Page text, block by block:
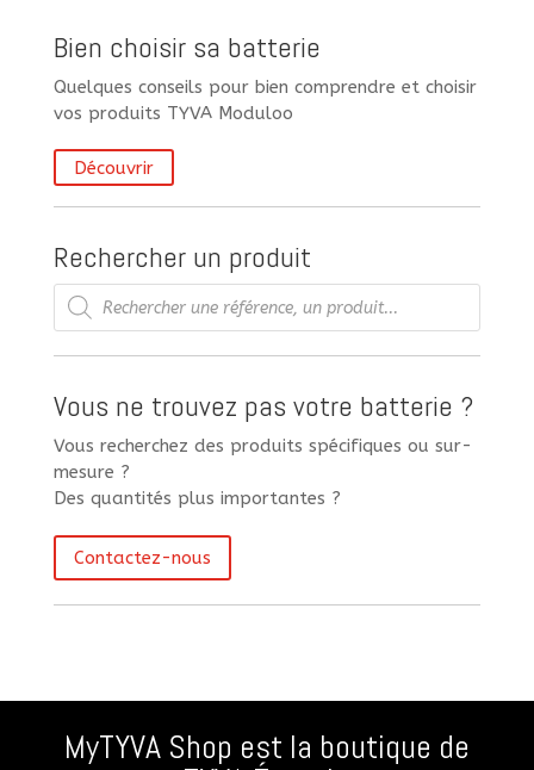
latéral
module
Ax
Bien choisir sa batterie
Quelques conseils pour bien comprendre et choisir
vos produits TYVA Moduloo
Découvrir
Rechercher un produit
Recherche
de
produits
Vous ne trouvez pas votre batterie ?
Vous recherchez des produits spécifiques ou sur-
mesure ?
Des quantités plus importantes ?
Contactez-nous
MyTYVA Shop est la boutique de